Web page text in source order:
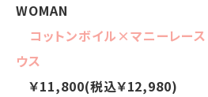
WOMAN
コットンボイル×マニーレース
ウス
￥11,800(税込￥12,980)